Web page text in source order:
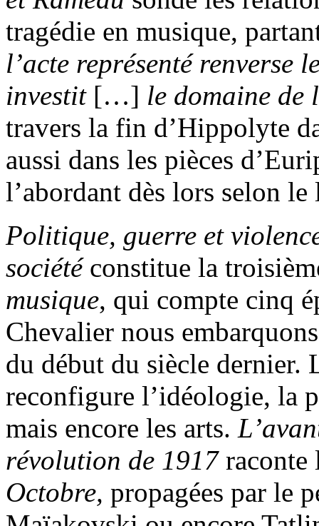
tragédie en musique,
l’acte représenté renverse
investit[…] le domaine de
travers la fin d’Hippolyte
aussi dans les pièces
l’abordant dès lors selon
Politique, guerre et
sociétéconstitue la
musique, qui compte cinq
Chevalier nous
du début du siècle dernier.
reconfigure l’idéologie, la
mais encore les arts.
révolution de 1917 raconte
Octobre, propagées par le